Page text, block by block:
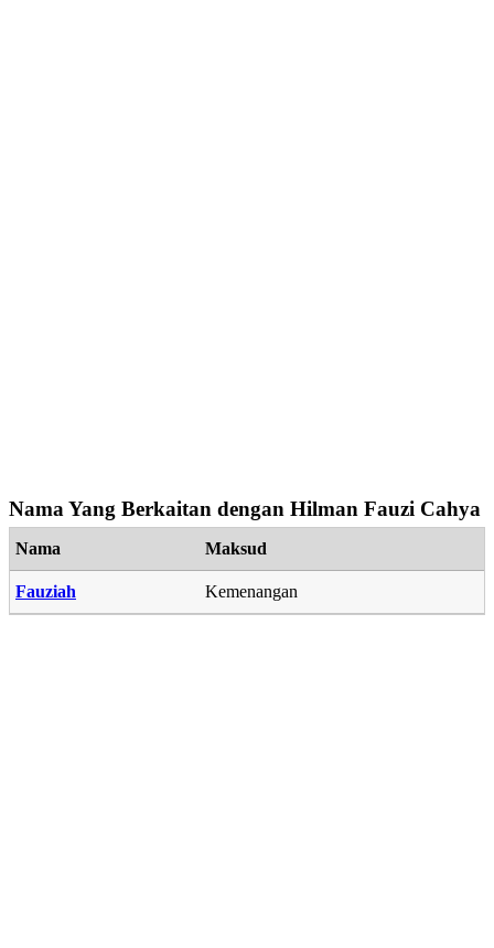
Nama Yang Berkaitan dengan Hilman Fauzi Cahya
Nama Maksud
Fauziah Kemenangan